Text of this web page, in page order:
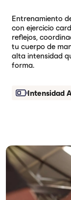
Entrenamiento
con ejercicio
reflejos,
tu cuerpo de
alta intensidad
forma.
Intensidad